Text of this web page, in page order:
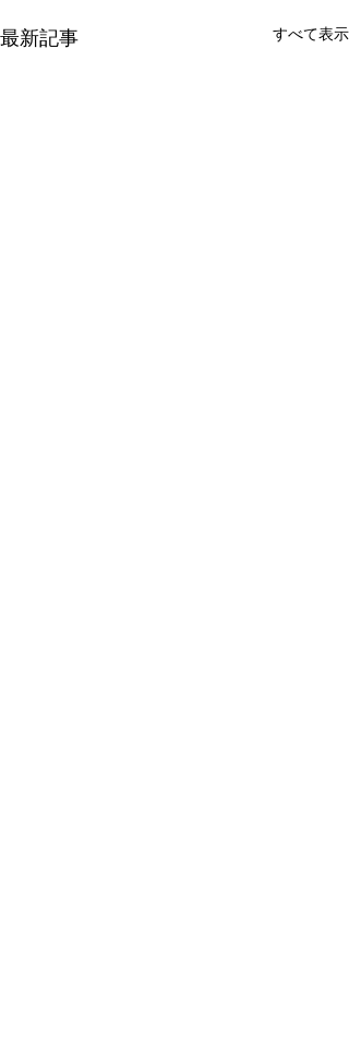
最新記事 すべて表示